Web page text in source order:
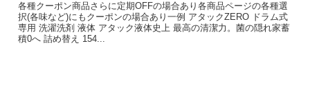
各種クーポン商品さらに定期OFFの場合あり各商品ページの各種選
択(各味など)にもクーポンの場合あり一例 アタックZERO ドラム式
専用 洗濯洗剤 液体 アタック液体史上 最高の清潔力。菌の隠れ家蓄
積0へ 詰め替え 154...